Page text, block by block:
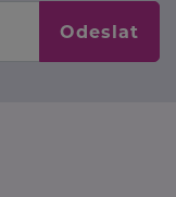
Odeslat